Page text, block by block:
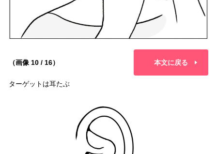
（画像 10 / 16） 本文に戻る
ターゲットは耳たぶ